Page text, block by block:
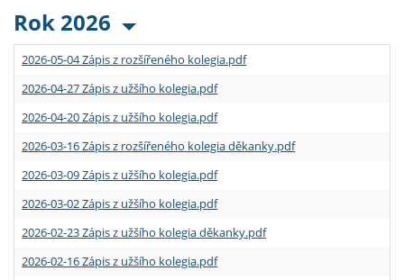
Rok 2026
2026-05-04 Zápis z rozšířeného kolegia.pdf
2026-04-27 Zápis z užšího kolegia.pdf
2026-04-20 Zápis z užšího kolegia.pdf
2026-03-16 Zápis z rozšířeného kolegia děkanky.pdf
2026-03-09 Zápis z užšího kolegia.pdf
2026-03-02 Zápis z užšího kolegia.pdf
2026-02-23 Zápis z užšího kolegia děkanky.pdf
2026-02-16 Zápis z užšího kolegia.pdf